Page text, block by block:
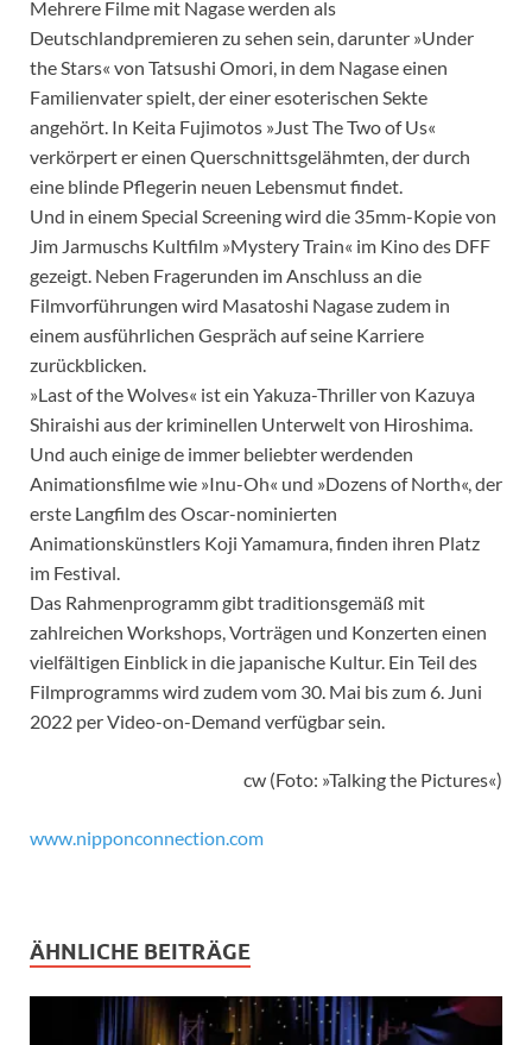
Mehrere Filme mit Nagase werden als
Deutschlandpremieren zu sehen sein, darunter »Under
the Stars« von Tatsushi Omori, in dem Nagase einen
Familienvater spielt, der einer esoterischen Sekte
angehört. In Keita Fujimotos »Just The Two of Us«
verkörpert er einen Querschnittsgelähmten, der durch
eine blinde Pflegerin neuen Lebensmut findet.
Und in einem Special Screening wird die 35mm-Kopie von
Jim Jarmuschs Kultfilm »Mystery Train« im Kino des DFF
gezeigt. Neben Fragerunden im Anschluss an die
Filmvorführungen wird Masatoshi Nagase zudem in
einem ausführlichen Gespräch auf seine Karriere
zurückblicken.
»Last of the Wolves« ist ein Yakuza-Thriller von Kazuya
Shiraishi aus der kriminellen Unterwelt von Hiroshima.
Und auch einige de immer beliebter werdenden
Animationsfilme wie »Inu-Oh« und »Dozens of North«, der
erste Langfilm des Oscar-nominierten
Animationskünstlers Koji Yamamura, finden ihren Platz
im Festival.
Das Rahmenprogramm gibt traditionsgemäß mit
zahlreichen Workshops, Vorträgen und Konzerten einen
vielfältigen Einblick in die japanische Kultur. Ein Teil des
Filmprogramms wird zudem vom 30. Mai bis zum 6. Juni
2022 per Video-on-Demand verfügbar sein.
cw (Foto: »Talking the Pictures«)
www.nipponconnection.com
ÄHNLICHE BEITRÄGE